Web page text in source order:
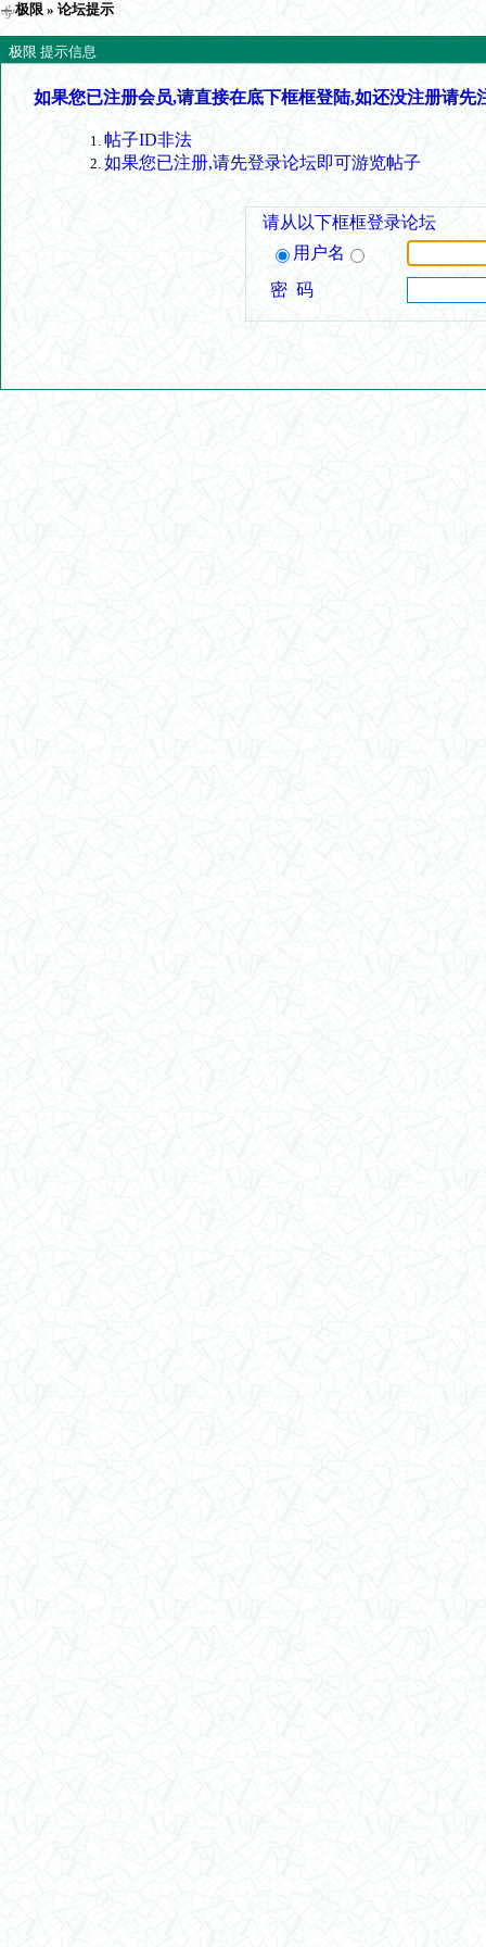
极限 » 论坛提示
极限 提示信息
如果您已注册会员,请直接在底下框框登陆,如还没注册请先
帖子ID非法
如果您已注册,请先登录论坛即可游览帖子
请从以下框框登录论坛
用户名
密 码